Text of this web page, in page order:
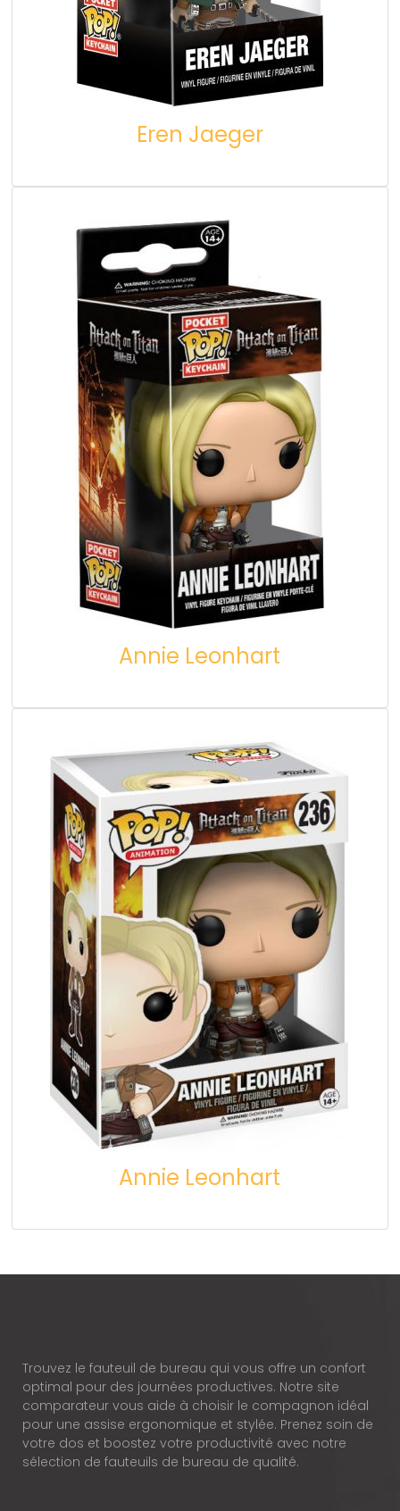
Eren Jaeger
Annie Leonhart
Annie Leonhart
Trouvez le fauteuil de bureau qui vous offre un confort
optimal pour des journées productives. Notre site
comparateur vous aide à choisir le compagnon idéal
pour une assise ergonomique et stylée. Prenez soin de
votre dos et boostez votre productivité avec notre
sélection de fauteuils de bureau de qualité.